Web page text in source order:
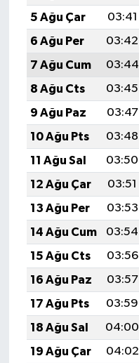
5 Ağu Çar
03:41
6 Ağu Per
03:42
7 Ağu Cum
03:44
8 Ağu Cts
03:45
9 Ağu Paz
03:47
10 Ağu Pts
03:48
11 Ağu Sal
03:50
12 Ağu Çar
03:51
13 Ağu Per
03:53
14 Ağu Cum
03:54
15 Ağu Cts
03:56
16 Ağu Paz
03:57
17 Ağu Pts
03:59
18 Ağu Sal
04:00
19 Ağu Çar
04:02